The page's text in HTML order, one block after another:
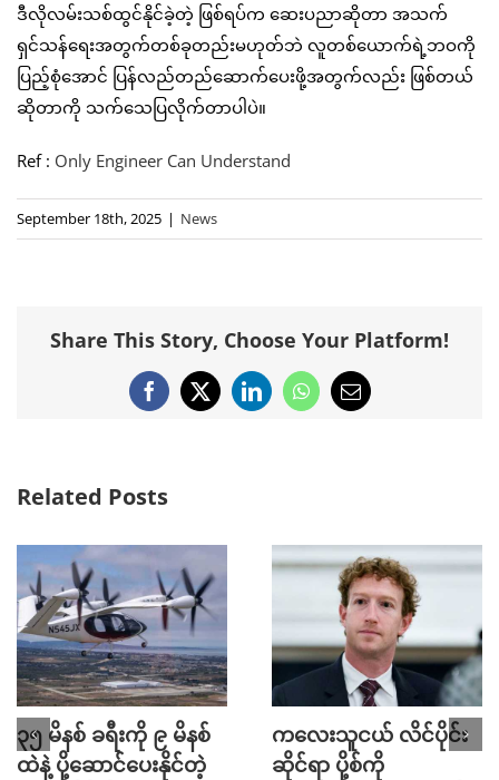
ဒီလိုလမ်းသစ်ထွင်နိုင်ခဲ့တဲ့ ဖြစ်ရပ်က ဆေးပညာဆိုတာ အသက်
ရှင်သန်ရေးအတွက်တစ်ခုတည်းမဟုတ်ဘဲ လူတစ်ယောက်ရဲ့ဘဝကို
ပြည့်စုံအောင် ပြန်လည်တည်ဆောက်ပေးဖို့အတွက်လည်း ဖြစ်တယ်
ဆိုတာကို သက်သေပြလိုက်တာပါပဲ။
Ref : Only Engineer Can Understand
September 18th, 2025 | News
Share This Story, Choose Your Platform!
Facebook
X LinkedInWhatsApp
Email
Related Posts
၃၅ မိနစ် ခရီးကို ၉ မိနစ်
ထဲနဲ့ ပို့ဆောင်ပေးနိုင်တဲ့
ကလေးသူငယ် လိင်ပိုင်း
ဆိုင်ရာ ပို့စ်ကို